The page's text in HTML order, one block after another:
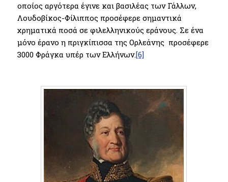
οποίος αργότερα έγινε και βασιλέας των Γάλλων,
Λουδοβίκος-Φίλιππος προσέφερε σημαντικά
χρηματικά ποσά σε φιλελληνικούς εράνους. Σε ένα
μόνο έρανο η πριγκίπισσα της Ορλεάνης προσέφερε
3000 Φράγκα υπέρ των Ελλήνων.[6]